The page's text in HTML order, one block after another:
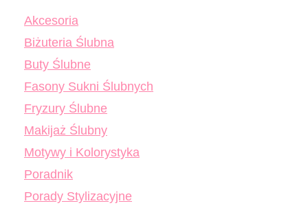
Akcesoria
Biżuteria Ślubna
Buty Ślubne
Fasony Sukni Ślubnych
Fryzury Ślubne
Makijaż Ślubny
Motywy i Kolorystyka
Poradnik
Porady Stylizacyjne